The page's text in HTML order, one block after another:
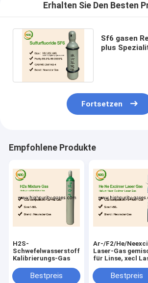
Erhalten Sie Den Besten
Sf6 gasen
plus
Fortsetzen
Empfohlene Produkte
H2S-
Schwefelwasserstoff-
Kalibrierungs-Gas
Bestpreis
Ar-/F2/He/
Laser-Gas
für Linse, xecl
produzierend
Bestpreis